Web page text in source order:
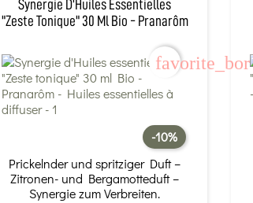
Synergie D'Huiles Essentielles
"Zeste Tonique" 30 Ml Bio - Pranarôm
-10%
Prickelnder und spritziger Duft –
Zitronen- und Bergamotteduft –
Synergie zum Verbreiten.